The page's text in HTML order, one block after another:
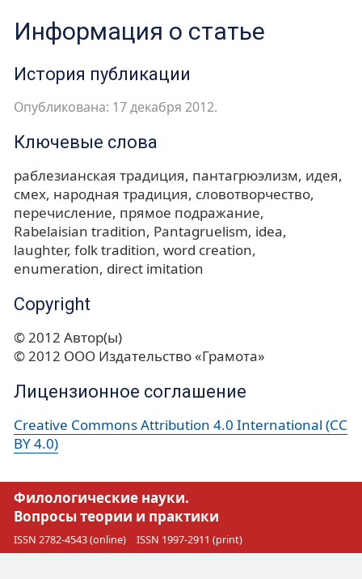
Информация о статье
История публикации
Опубликована: 17 декабря 2012.
Ключевые слова
раблезианская традиция пантагрюэлизм идея
смех народная традиция словотворчество
перечисление прямое подражание
Rabelaisian tradition Pantagruelism idea
laughter folk tradition word creation
enumeration direct imitation
Copyright
© 2012 Автор(ы)
© 2012 ООО Издательство «Грамота»
Лицензионное соглашение
Creative Commons Attribution 4.0 International (CC
BY 4.0)
Филологические науки.
Вопросы теории и практики
ISSN 2782-4543 (online) ISSN 1997-2911 (print)